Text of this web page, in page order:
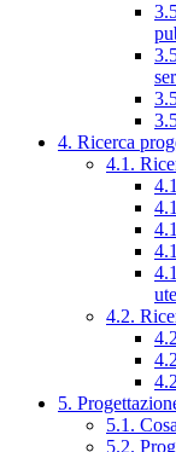
4. Ricerca
4.1.
4.2.
5.
5.1.
5.2.